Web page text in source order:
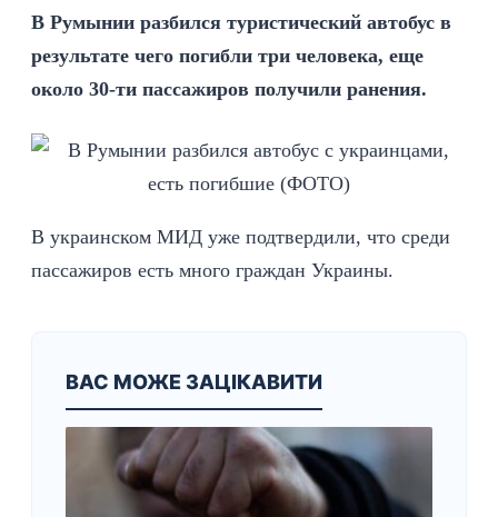
В Румынии разбился туристический автобус в
результате чего погибли три человека, еще
около 30-ти пассажиров получили ранения.
В украинском МИД уже подтвердили, что среди
пассажиров есть много граждан Украины.
ВАС МОЖЕ ЗАЦІКАВИТИ